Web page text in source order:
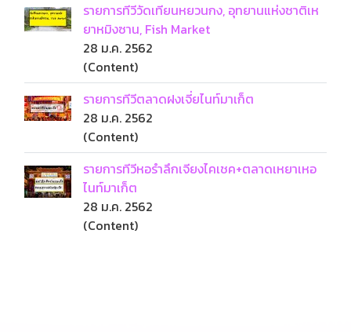
รายการทีวีวัดเทียนหยวนกง, อุทยานแห่งชาติเห
ยาหมิงซาน, Fish Market
28 ม.ค. 2562
(Content)
รายการทีวีตลาดฝงเจี่ยไนท์มาเก็ต
28 ม.ค. 2562
(Content)
รายการทีวีหอรำลึกเจียงไคเชค+ตลาดเหยาเหอ
ไนท์มาเก็ต
28 ม.ค. 2562
(Content)